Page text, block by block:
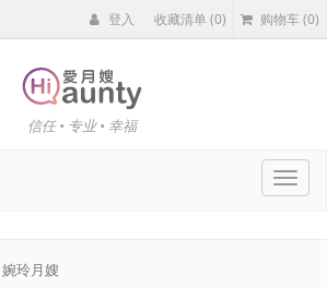
登入 收藏清单(0) 购物车(0)
信任 • 专业 • 幸福
婉玲月嫂